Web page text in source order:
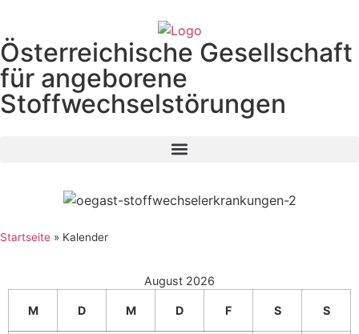
Österreichische Gesellschaft
für angeborene
Stoffwechselstörungen
Startseite » Kalender
August 2026
M D M D F S S